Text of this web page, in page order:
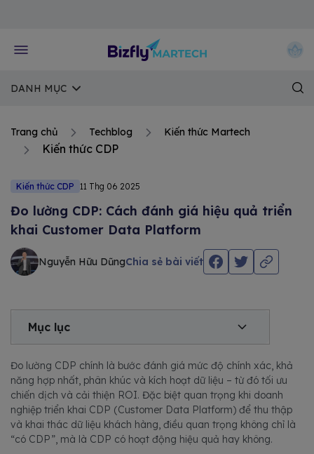
DANH MỤC
Trang chủ Techblog Kiến thức Martech
Kiến thức CDP
Kiến thức CDP 11 Thg 06 2025
Đo lường CDP: Cách đánh giá hiệu quả triển
khai Customer Data Platform
Nguyễn Hữu DũngChia sẻ bài viết
Mục lục
Đo lường CDP chính là bước đánh giá mức độ chính xác, khả
năng hợp nhất, phân khúc và kích hoạt dữ liệu – từ đó tối ưu
chiến dịch và cải thiện ROI. Đặc biệt quan trọng khi doanh
nghiệp triển khai CDP (Customer Data Platform) để thu thập
và khai thác dữ liệu khách hàng, điều quan trọng không chỉ là
“có CDP”, mà là CDP có hoạt động hiệu quả hay không.